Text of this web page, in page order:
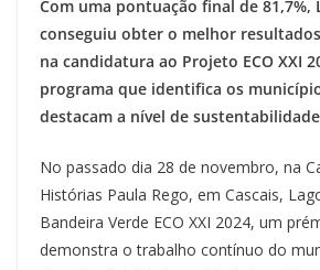
e
b
o
k
e
s
y
e
a
s
t
e
e
s
t
k
e
I
n
t
s
p
p
e
g
a
m
i
l
n
t
Com uma pontuação final de 81,7%,
conseguiu obter o melhor
na candidatura ao Projeto ECO XXI
programa que identifica os
destacam a nível de
No passado dia 28 de novembro, na
Histórias Paula Rego, em Cascais,
Bandeira Verde ECO XXI 2024, um
demonstra o trabalho contínuo do